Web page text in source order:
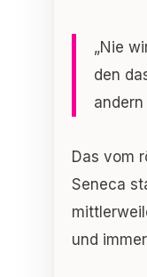
„Nie
den
andern
Das vom
Seneca
und